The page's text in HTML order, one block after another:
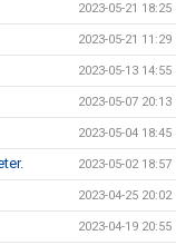
2023-05-21 18:25
2023-05-21 11:29
2023-05-13 14:55
2023-05-07 20:13
2023-05-04 18:45
2023-05-02 18:57
2023-04-25 20:02
2023-04-19 20:55